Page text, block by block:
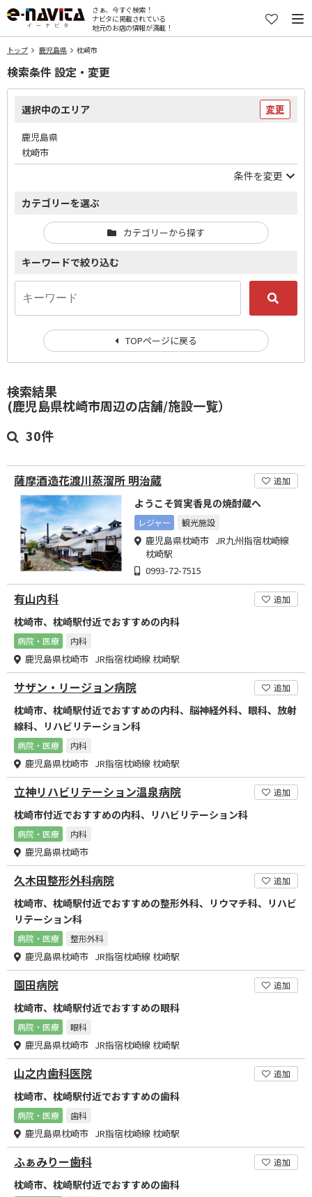
さぁ、今すぐ検索！
ナビタに掲載されている
地元のお店の情報が満載！
トップ 鹿児島県 枕崎市
検索結果
(鹿児島県枕崎市周辺の店舗/施設一覧）
30件
薩摩酒造花渡川蒸溜所 明治蔵 追加
ようこそ質実香見の焼酎蔵へ
レジャー 観光施設
鹿児島県枕崎市 JR九州指宿枕崎線
枕崎駅
0993-72-7515
有山内科 追加
枕崎市、枕崎駅付近でおすすめの内科
病院・医療 内科
鹿児島県枕崎市 JR指宿枕崎線 枕崎駅
サザン・リージョン病院 追加
枕崎市、枕崎駅付近でおすすめの内科、脳神経外科、眼科、放射
線科、リハビリテーション科
病院・医療 内科
鹿児島県枕崎市 JR指宿枕崎線 枕崎駅
立神リハビリテーション温泉病院 追加
枕崎市付近でおすすめの内科、リハビリテーション科
病院・医療 内科
鹿児島県枕崎市
久木田整形外科病院 追加
枕崎市、枕崎駅付近でおすすめの整形外科、リウマチ科、リハビ
リテーション科
病院・医療 整形外科
鹿児島県枕崎市 JR指宿枕崎線 枕崎駅
園田病院 追加
枕崎市、枕崎駅付近でおすすめの眼科
病院・医療 眼科
鹿児島県枕崎市 JR指宿枕崎線 枕崎駅
山之内歯科医院 追加
枕崎市、枕崎駅付近でおすすめの歯科
病院・医療 歯科
鹿児島県枕崎市 JR指宿枕崎線 枕崎駅
ふぁみりー歯科 追加
枕崎市、枕崎駅付近でおすすめの歯科
検索条件 設定・変更
選択中のエリア 変更
鹿児島県
枕崎市
条件を変更
カテゴリーを選ぶ
カテゴリーから探す
キーワードで絞り込む
TOPページに戻る